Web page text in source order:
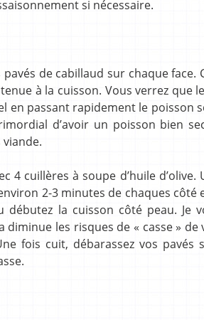
si nécessaire.
de cabillaud sur chaque
à la cuisson. Vous verrez que
en passant rapidement le poisson
d’avoir un poisson bien
cuillères à soupe d’huile d’olive.
2-3 minutes de chaques côté
la cuisson côté peau. Je
les risques de « casse » de
fois cuit, débarassez vos pavés